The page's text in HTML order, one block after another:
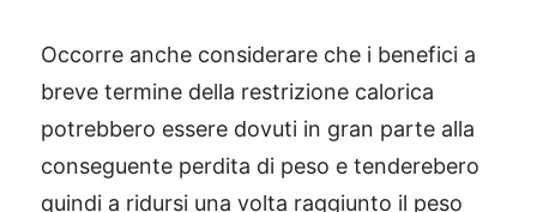
Occorre anche considerare che i benefici a
breve termine della restrizione calorica
potrebbero essere dovuti in gran parte alla
conseguente perdita di peso e tenderebero
quindi a ridursi una volta raggiunto il peso